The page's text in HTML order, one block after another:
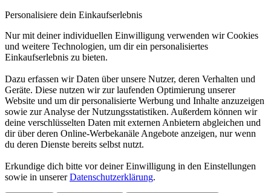
Personalisiere dein Einkaufserlebnis
Nur mit deiner individuellen Einwilligung verwenden wir Cookies
und weitere Technologien, um dir ein personalisiertes
Einkaufserlebnis zu bieten.
Dazu erfassen wir Daten über unsere Nutzer, deren Verhalten und
Geräte. Diese nutzen wir zur laufenden Optimierung unserer
Website und um dir personalisierte Werbung und Inhalte anzuzeigen
sowie zur Analyse der Nutzungsstatistiken. Außerdem können wir
deine verschlüsselten Daten mit externen Anbietern abgleichen und
dir über deren Online-Werbekanäle Angebote anzeigen, nur wenn
du deren Dienste bereits selbst nutzt.
Erkundige dich bitte vor deiner Einwilligung in den Einstellungen
sowie in unsererDatenschutzerklärung.